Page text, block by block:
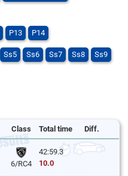
P13 P14
Ss5 Ss6 Ss7 Ss8
Ss9
Class Total time Diff.
6/RC4
42:59.3
10.0